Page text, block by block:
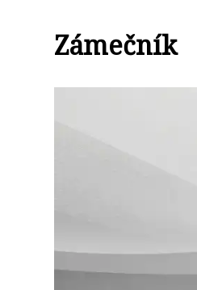
Zámečník